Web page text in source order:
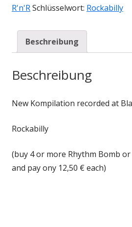
R'n'RSchlüsselwort: Rockabilly
Beschreibung
Beschreibung
New Kompilation recorded at
Rockabilly
(buy 4 or more Rhythm Bomb or
and pay ony 12,50 € each)